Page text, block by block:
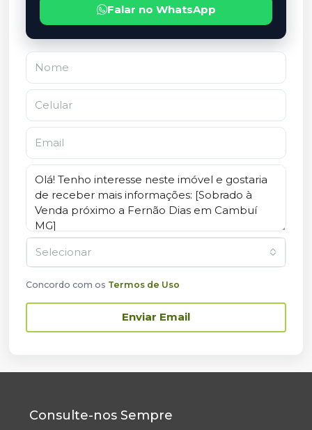
Falar no WhatsApp
Selecionar
Concordo com os Termos de Uso
Enviar Email
Consulte-nos Sempre